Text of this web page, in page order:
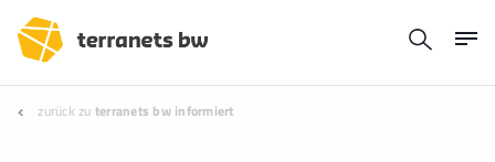
zurück zu terranets bw informiert